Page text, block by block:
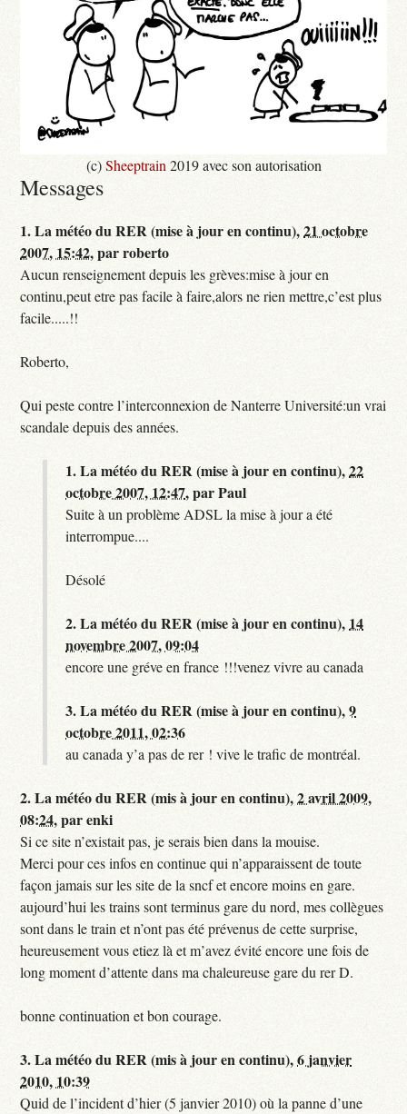
(c)Sheeptrain 2019 avec son autorisation
Messages
1.La météo du RER (mise à jour en continu),21 octobre
2007, 15:42,parroberto
Aucun renseignement depuis les grèves:mise à jour en
continu,peut etre pas facile à faire,alors ne rien mettre,c’est plus
facile.....!!
Roberto,
Qui peste contre l’interconnexion de Nanterre Université:un vrai
scandale depuis des années.
1.La météo du RER (mise à jour en continu),22
octobre 2007, 12:47,parPaul
Suite à un problème ADSL la mise à jour a été
interrompue....
Désolé
2.La météo du RER (mise à jour en continu), 14
novembre 2007, 09:04
encore une gréve en france !!!venez vivre au canada
3.La météo du RER (mise à jour en continu),9
octobre 2011, 02:36
au canada y’a pas de rer ! vive le trafic de montréal.
2.La météo du RER (mis à jour en continu),2 avril 2009,
08:24,parenki
Si ce site n’existait pas, je serais bien dans la mouise.
Merci pour ces infos en continue qui n’apparaissent de toute
façon jamais sur les site de la sncf et encore moins en gare.
aujourd’hui les trains sont terminus gare du nord, mes collègues
sont dans le train et n’ont pas été prévenus de cette surprise,
heureusement vous etiez là et m’avez évité encore une fois de
long moment d’attente dans ma chaleureuse gare du rer D.
bonne continuation et bon courage.
3.La météo du RER (mis à jour en continu),6 janvier
2010, 10:39
Quid de l’incident d’hier (5 janvier 2010) où la panne d’une